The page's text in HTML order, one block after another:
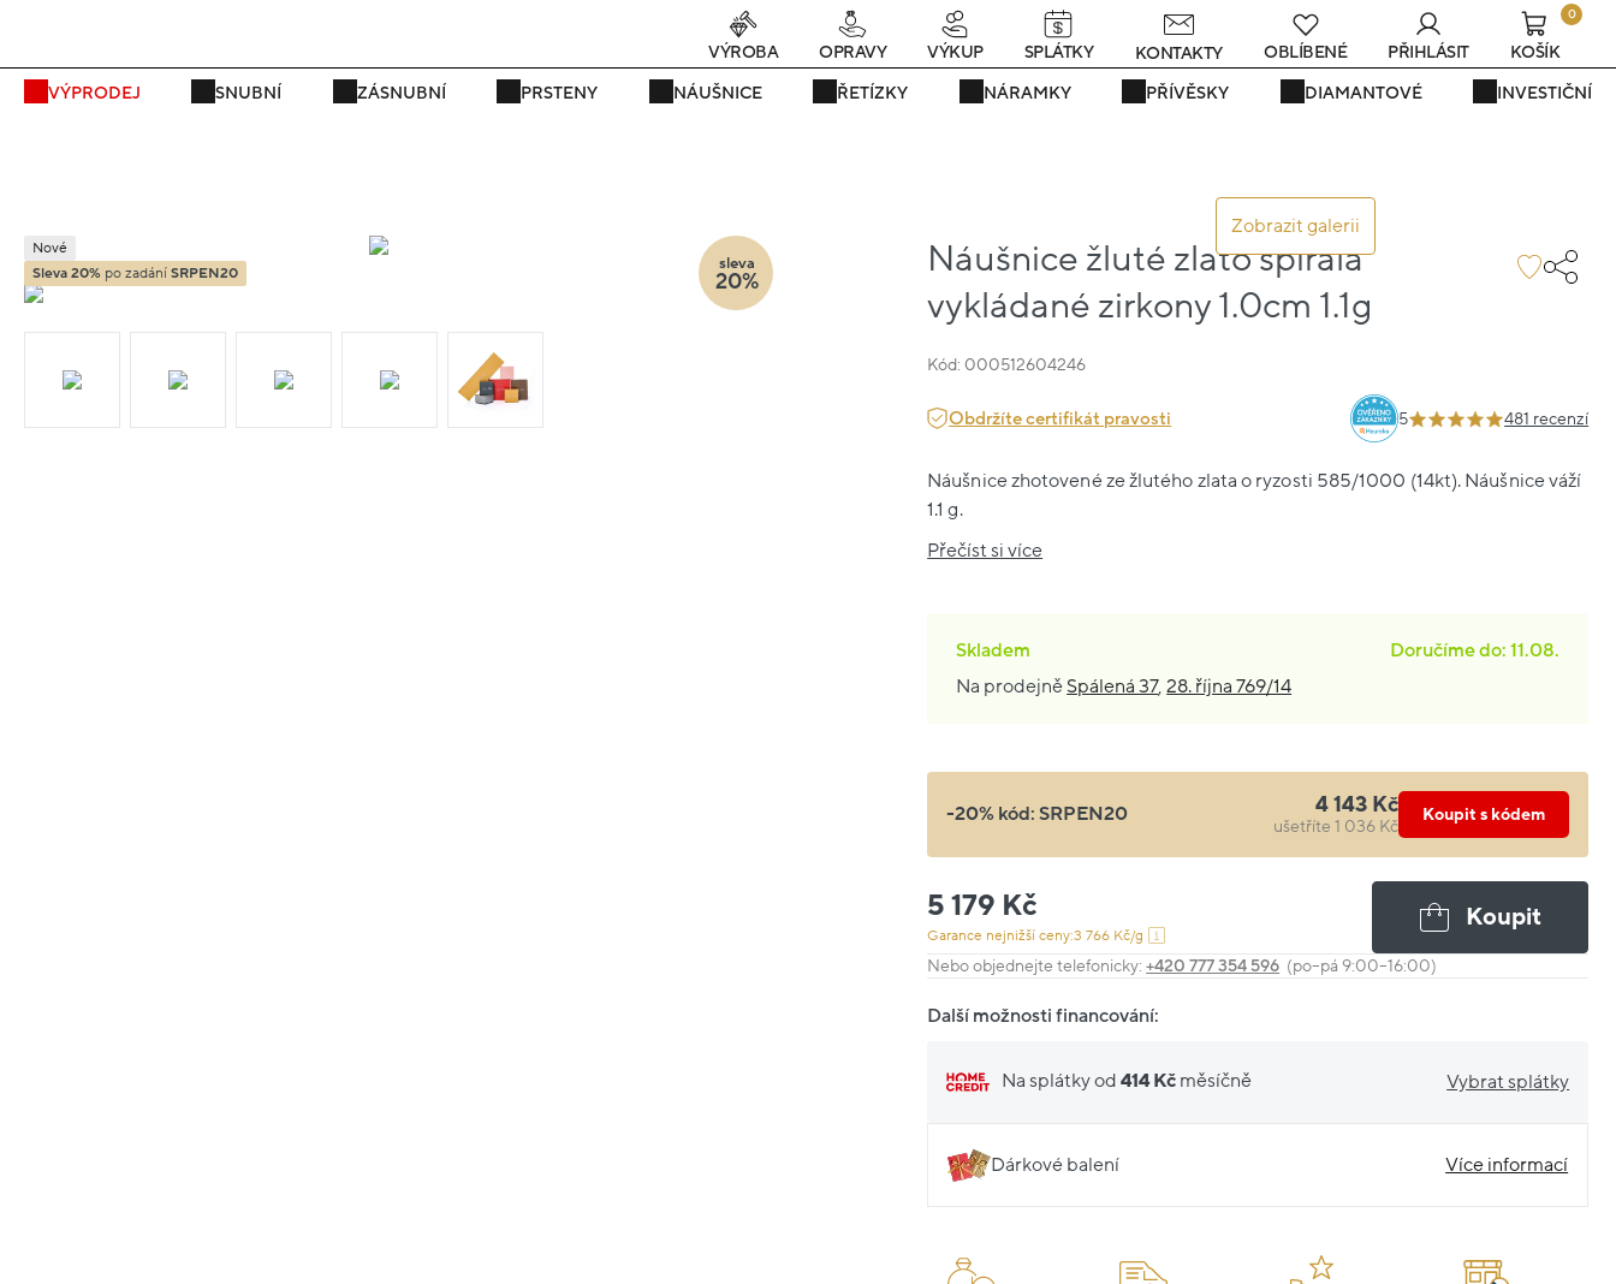
Právě teď! - 20 % na vše! Kód: SRPEN20 24 dní : 12h : 12m : 43s
VÝPRODEJ SNUBNÍ ZÁSNUBNÍ PRSTENY NÁUŠNICE ŘETÍZKY NÁRAMKY PŘÍVĚSKY DIAMANTOVÉ INVESTIČNÍ
VÝROBA OPRAVY VÝKUP SPLÁTKY KONTAKTY OBLÍBENÉ PŘIHLÁSIT
0
KOŠÍK
Zobrazit galerii
Náušnice žluté zlato spirála
vykládané zirkony 1.0cm 1.1g
Kód: 000512604246
Nové
Sleva 20% po zadání SRPEN20
sleva
20%
Obdržíte certifikát pravosti 5 481 recenzí
Náušnice zhotovené ze žlutého zlata o ryzosti 585/1000 (14kt). Náušnice váží
1.1 g.
Přečíst si více
Skladem
Doručíme do: 11.08.
Na prodejně Spálená 37,28. října 769/14
-20% kód:SRPEN20 4 143 Kč
ušetříte 1 036 Kč
Koupit s kódem
5 179 Kč
Garance nejnižší ceny:3 766 Kč/g
Koupit
Nebo objednejte telefonicky:+420 777 354 596 (po–pá 9:00–16:00)
Další možnosti financování:
Na splátky od414 Kč měsíčně Vybrat splátky
Dárkové balení Více informací